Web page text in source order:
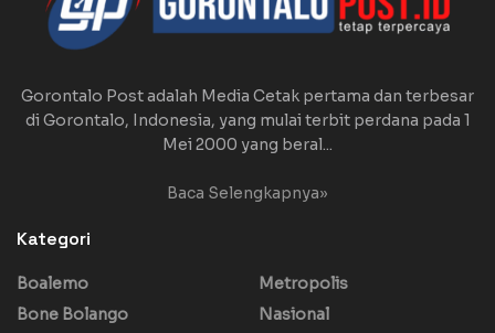
Gorontalo Post adalah Media Cetak pertama dan terbesar
di Gorontalo, Indonesia, yang mulai terbit perdana pada 1
Mei 2000 yang beral...
Baca Selengkapnya»
Kategori
Boalemo
Bone Bolango
Metropolis
Nasional